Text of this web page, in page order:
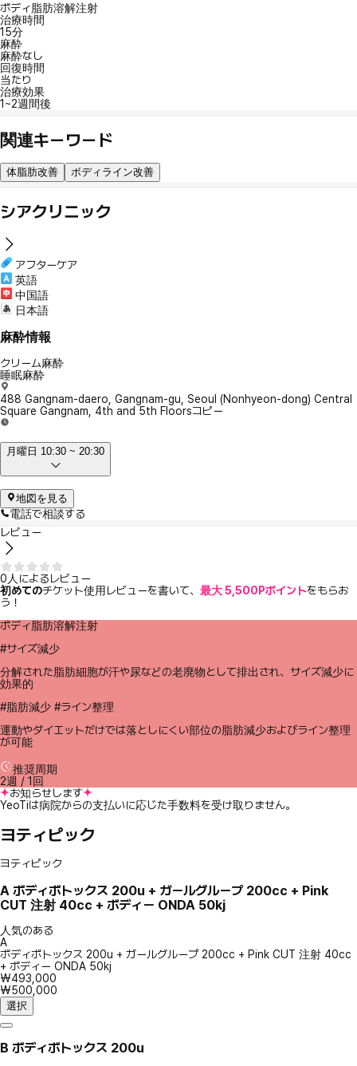
ボディ脂肪溶解注射
治療時間
15分
麻酔
麻酔なし
回復時間
当たり
治療効果
1~2週間後
関連キーワード
体脂肪改善 ボディライン改善
シアクリニック
アフターケア
英語
中国語
日本語
麻酔情報
クリーム麻酔
睡眠麻酔
488 Gangnam-daero, Gangnam-gu, Seoul (Nonhyeon-dong) Central
Square Gangnam, 4th and 5th Floorsコピー
月曜日 10:30 ~ 20:30
地図を見る
電話で相談する
レビュー
0人によるレビュー
初めてのチケット使用レビューを書いて、 最大 5,500Pポイントをもらお
う！
ボディ脂肪溶解注射
#サイズ減少
分解された脂肪細胞が汗や尿などの老廃物として排出され、サイズ減少に
効果的
#脂肪減少 #ライン整理
運動やダイエットだけでは落としにくい部位の脂肪減少およびライン整理
が可能
推奨周期
2週 / 1回
お知らせします
YeoTiは病院からの支払いに応じた手数料を受け取りません。
ヨティピック
ヨティピック
A ボディボトックス 200u + ガールグループ 200cc + Pink
CUT 注射 40cc + ボディー ONDA 50kj
人気のある
A
ボディボトックス 200u + ガールグループ 200cc + Pink CUT 注射 40cc
+ ボディー ONDA 50kj
₩493,000
₩500,000
選択
B ボディボトックス 200u